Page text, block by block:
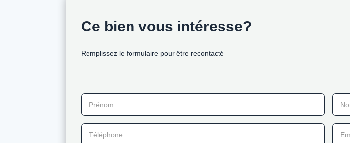
Ce bien vous intéresse?
Remplissez le formulaire pour être recontacté